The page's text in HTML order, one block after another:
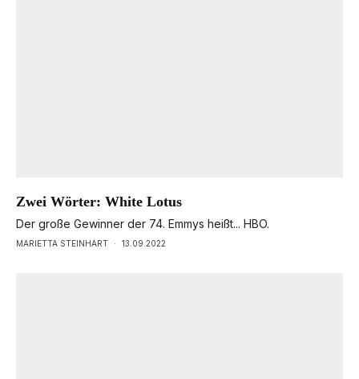
Zwei Wörter: White Lotus
Der große Gewinner der 74. Emmys heißt... HBO.
MARIETTA STEINHART · 13.09.2022